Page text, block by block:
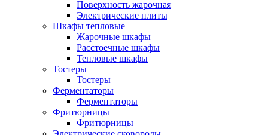
Поверхность жарочная
Электрические плиты
Шкафы тепловые
Жарочные шкафы
Расстоечные шкафы
Тепловые шкафы
Тостеры
Тостеры
Ферментаторы
Ферментаторы
Фритюрницы
Фритюрницы